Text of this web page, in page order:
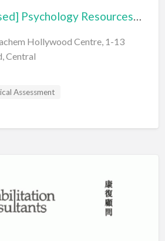
[已結業 It’s closed] Psychology Resources Limited
Hollywood Centre, 1-13
Central
Assessment
Psychologist